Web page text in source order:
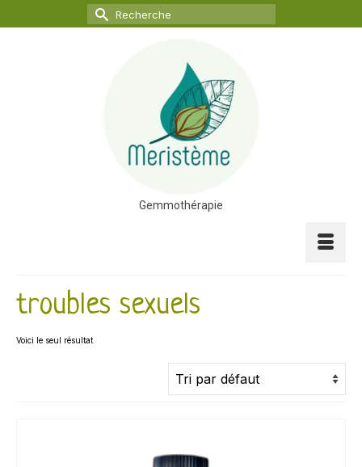
Rechercher :
Gemmothérapie
troubles sexuels
Voici le seul résultat